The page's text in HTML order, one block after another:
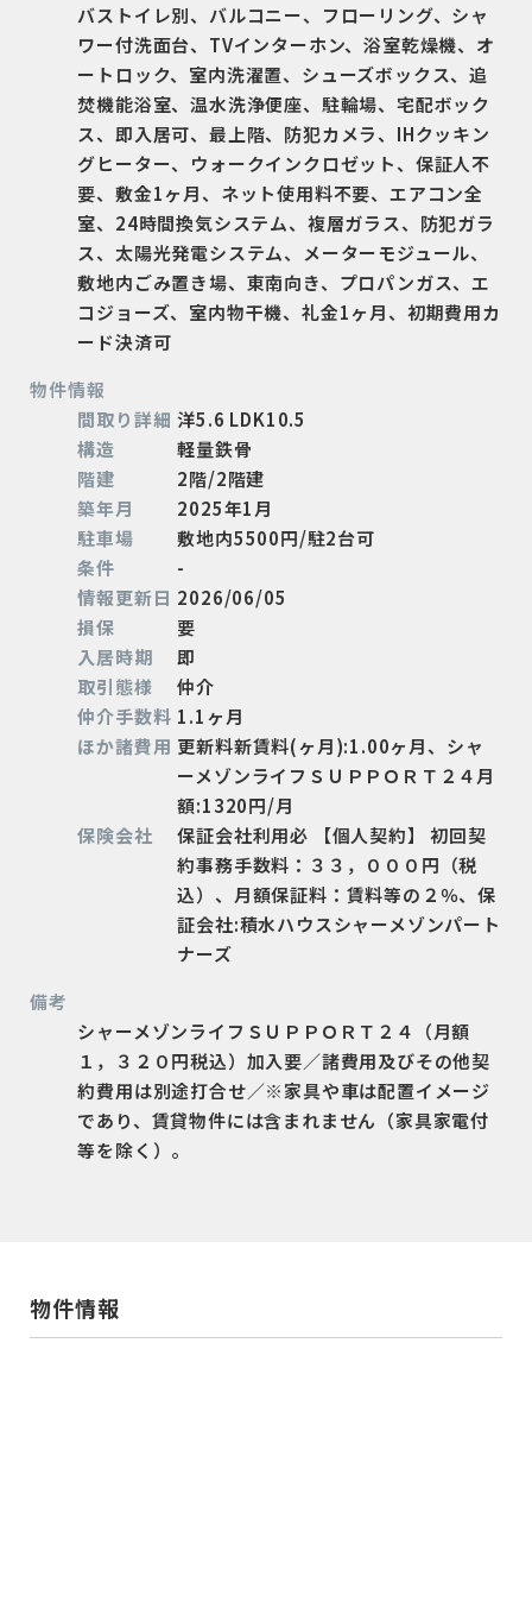
バストイレ別、バルコニー、フローリング、シャ
ワー付洗面台、TVインターホン、浴室乾燥機、オ
ートロック、室内洗濯置、シューズボックス、追
焚機能浴室、温水洗浄便座、駐輪場、宅配ボック
ス、即入居可、最上階、防犯カメラ、IHクッキン
グヒーター、ウォークインクロゼット、保証人不
要、敷金1ヶ月、ネット使用料不要、エアコン全
室、24時間換気システム、複層ガラス、防犯ガラ
ス、太陽光発電システム、メーターモジュール、
敷地内ごみ置き場、東南向き、プロパンガス、エ
コジョーズ、室内物干機、礼金1ヶ月、初期費用カ
ード決済可
物件情報
間取り詳細 洋5.6 LDK10.5
構造
軽量鉄骨
階建
2階/2階建
築年月
2025年1月
駐車場
敷地内5500円/駐2台可
条件
-
情報更新日 2026/06/05
損保
要
入居時期
即
取引態様
仲介
仲介手数料 1.1ヶ月
ほか諸費用 更新料新賃料(ヶ月):1.00ヶ月、シャ
ーメゾンライフＳＵＰＰＯＲＴ２４月
額:1320円/月
保険会社
保証会社利用必 【個人契約】 初回契
約事務手数料：３３，０００円（税
込）、月額保証料：賃料等の２％、保
証会社:積水ハウスシャーメゾンパート
ナーズ
備考
シャーメゾンライフＳＵＰＰＯＲＴ２４（月額
１，３２０円税込）加入要／諸費用及びその他契
約費用は別途打合せ／※家具や車は配置イメージ
であり、賃貸物件には含まれません（家具家電付
等を除く）。
物件情報